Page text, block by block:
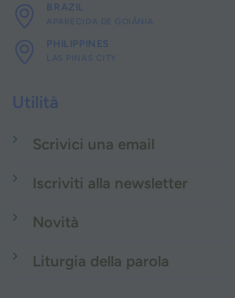
BRAZIL
APARECIDA DE GOIÂNIA
PHILIPPINES
LAS PINAS CITY
Utilità
Scrivici una email
Iscriviti alla newsletter
Novità
Liturgia della parola